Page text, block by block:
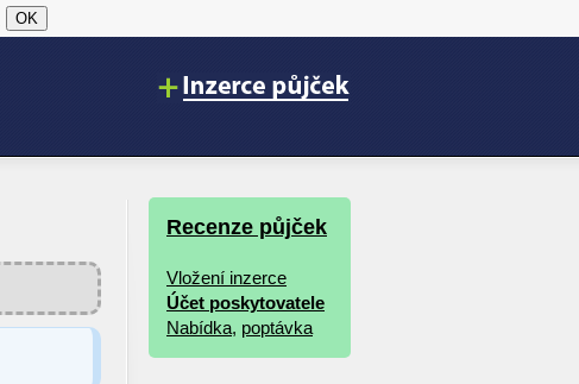
OK
Recenze půjček
Vložení inzerce
Účet poskytovatele
Nabídka, poptávka